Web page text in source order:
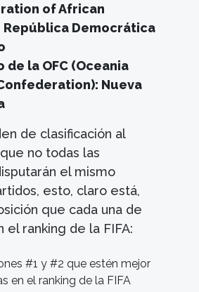
of African
República Democrática
de la OFC (Oceania
Nueva
de clasificación al
no todas las
el mismo
esto, claro está,
que cada una de
el ranking de la FIFA:
#1 y #2 que estén mejor
en el ranking de la FIFA